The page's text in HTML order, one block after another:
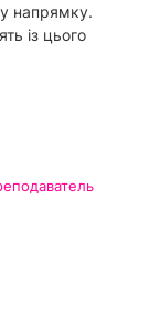
напрямку.
із цього